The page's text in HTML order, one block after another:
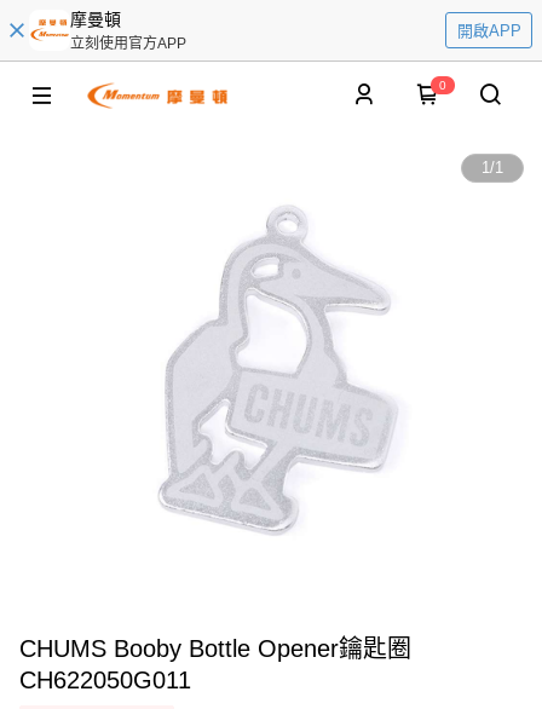
摩曼頓
立刻使用官方APP
開啟APP
0
1/1
CHUMS Booby Bottle Opener鑰匙圈
CH622050G011